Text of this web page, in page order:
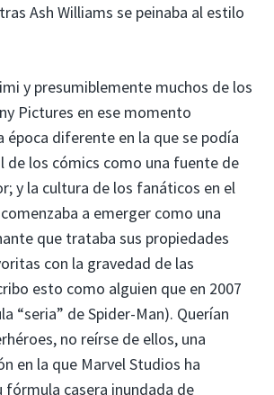
Ash Williams se peinaba al estilo
y presumiblemente muchos de los
Pictures en ese momento
época diferente en la que se podía
los cómics como una fuente de
y la cultura de los fanáticos en el
a emerger como una
que trataba sus propiedades
con la gravedad de las
esto como alguien que en 2007
“seria” de Spider-Man). Querían
no reírse de ellos, una
en la que Marvel Studios ha
fórmula casera inundada de